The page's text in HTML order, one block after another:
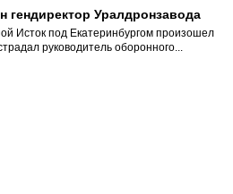
гендиректор Уралдронзавода
Исток под Екатеринбургом произошел
руководитель оборонного...